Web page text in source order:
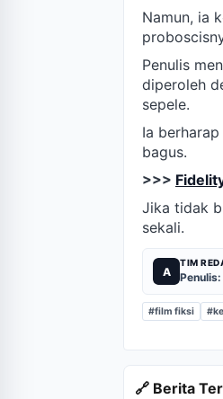
Namun, ia
Penulis
diperoleh
sepele.
Ia
bagus.
>>>
Jika tidak
sekali.
A
TIM
#film fiksi
🔗 Berita